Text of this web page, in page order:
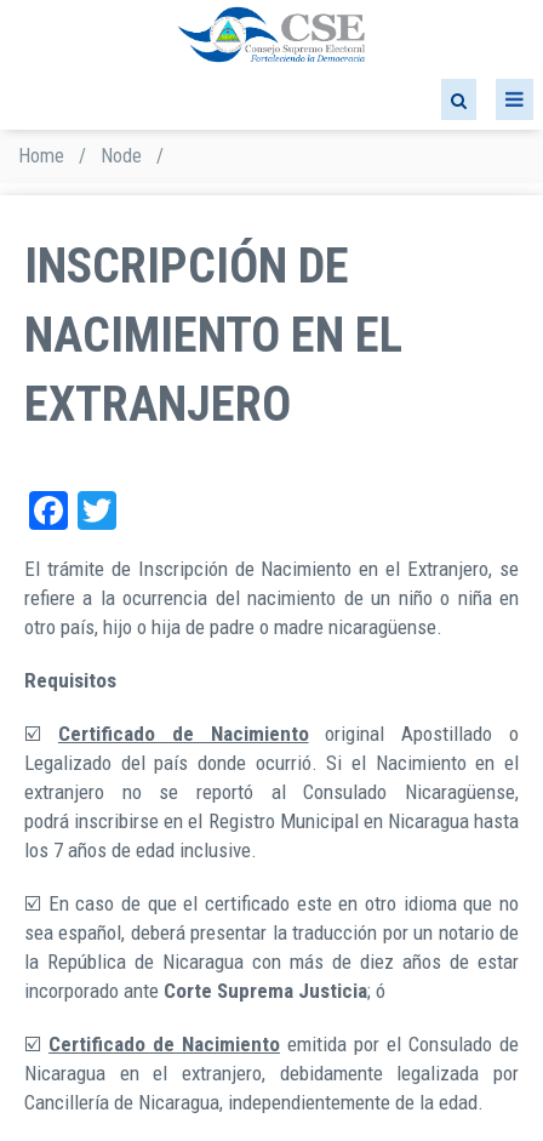
Breadcrumb
Home / Node /
INSCRIPCIÓN DE
NACIMIENTO EN EL
EXTRANJERO
Facebook
El trámite de Inscripción de Nacimiento en el Extranjero, se
refiere a la ocurrencia del nacimiento de un niño o niña en
otro país, hijo o hija de padre o madre nicaragüense.
Requisitos
☑️ Certificado de Nacimiento
original Apostillado o
Legalizado del país donde ocurrió. Si el Nacimiento en el
extranjero no se reportó al Consulado Nicaragüense,
podrá inscribirse en el Registro Municipal en Nicaragua hasta
los 7 años de edad inclusive.
☑️ En caso de que el certificado este en otro idioma que no
sea español, deberá presentar la traducción por un notario de
la República de Nicaragua con más de diez años de estar
incorporado ante Corte Suprema Justicia; ó
☑️ Certificado de Nacimiento emitida por el Consulado de
Nicaragua en el extranjero, debidamente legalizada por
Cancillería de Nicaragua, independientemente de la edad.